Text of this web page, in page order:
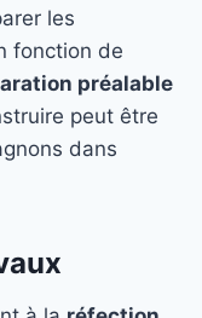
les
fonction de
préalable
peut être
dans